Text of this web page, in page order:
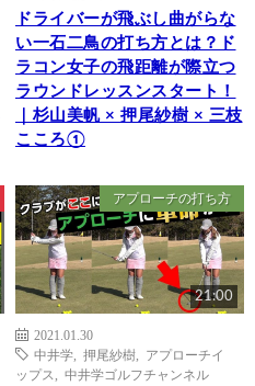
ドライバーが飛ぶし曲がらな
い一石二鳥の打ち方とは？ド
ラコン女子の飛距離が際立つ
ラウンドレッスンスタート！
｜杉山美帆 × 押尾紗樹 × 三枝
こころ①
アプローチの打ち方
21:00
2021.01.30
中井学
押尾紗樹
アプローチイ
ップス
中井学ゴルフチャンネル